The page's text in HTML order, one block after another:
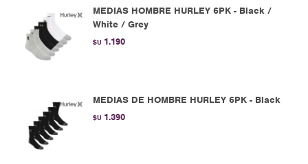
MEDIAS HOMBRE HURLEY 6PK - Black /
White / Grey
$U 1.190
MEDIAS DE HOMBRE HURLEY 6PK - Black
$U 1.390